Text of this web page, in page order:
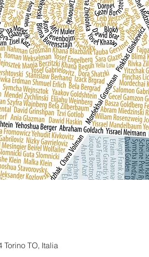
Torino TO, Italia